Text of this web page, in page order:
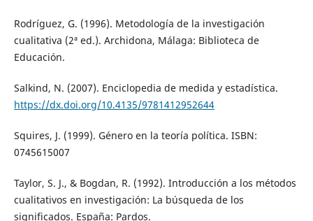
Rodríguez, G. (1996). Metodología de la investigación
cualitativa (2ª ed.). Archidona, Málaga: Biblioteca de
Educación.
Salkind, N. (2007). Enciclopedia de medida y estadística.
https://dx.doi.org/10.4135/9781412952644
Squires, J. (1999). Género en la teoría política. ISBN:
0745615007
Taylor, S. J., & Bogdan, R. (1992). Introducción a los métodos
cualitativos en investigación: La búsqueda de los
significados. España: Pardos.